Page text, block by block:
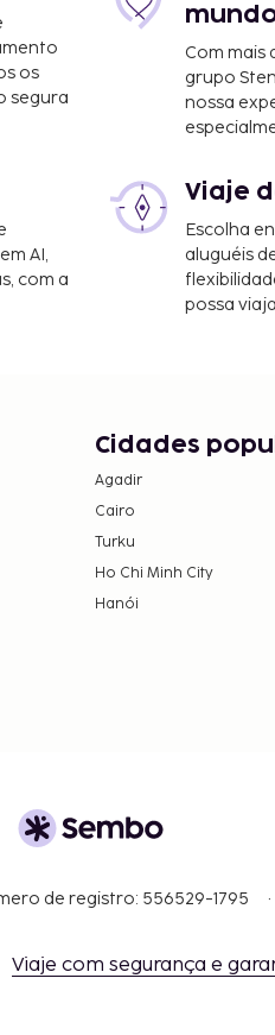
os
segura
Com mais
grupo
nossa
AI,
com a
Viaje
Escolha
aluguéis
possa
Cidades
Agadir
Cairo
Turku
Ho Chi Minh City
Hanói
de registro: 556529-1795
Viaje com segurança e